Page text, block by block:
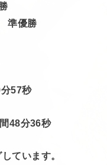
準優勝
57秒
48分36秒
ています。